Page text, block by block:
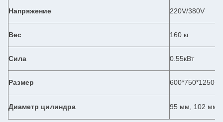
Напряжение 220V/380V
Вес 160 кг
Сила 0.55кВт
Размер 600*750*1250
Диаметр цилиндра 95 мм, 102 мм,